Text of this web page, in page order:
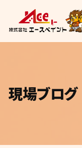
現場ブログ